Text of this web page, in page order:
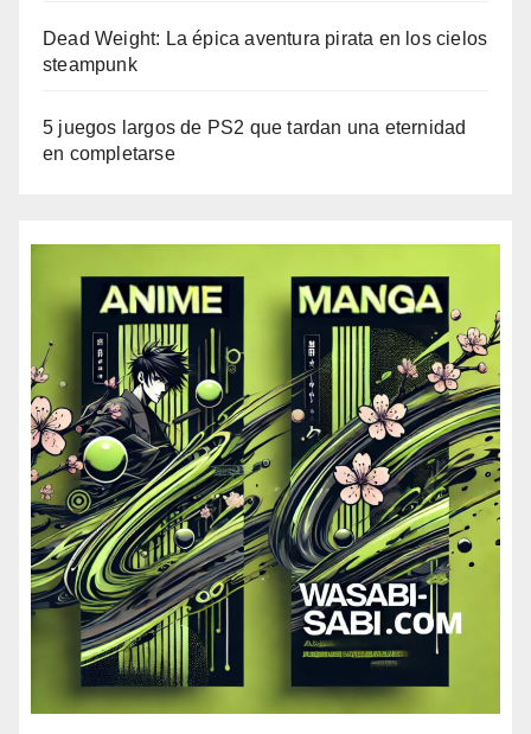
Dead Weight: La épica aventura pirata en los cielos
steampunk
5 juegos largos de PS2 que tardan una eternidad
en completarse